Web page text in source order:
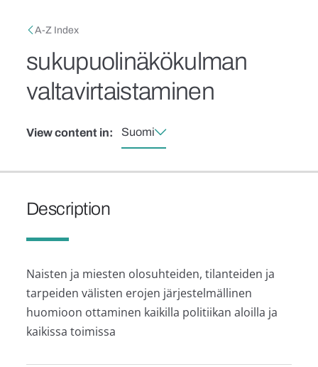
Breadcrumb
A-Z Index
sukupuolinäkökulman
valtavirtaistaminen
View content in: Suomi
Description
Naisten ja miesten olosuhteiden, tilanteiden ja
tarpeiden välisten erojen järjestelmällinen
huomioon ottaminen kaikilla politiikan aloilla ja
kaikissa toimissa